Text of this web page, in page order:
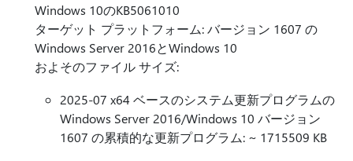
Windows 10のKB5061010
ターゲット プラットフォーム: バージョン 1607 の
Windows Server 2016とWindows 10
およそのファイル サイズ:
2025-07 x64 ベースのシステム更新プログラムの
Windows Server 2016/Windows 10 バージョン
1607 の累積的な更新プログラム: ~ 1715509 KB